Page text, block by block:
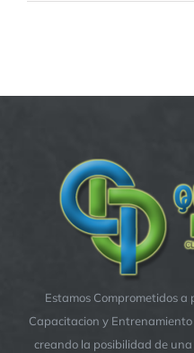
Estamos Comprometidos a
Capacitacion y
creando la posibilidad de